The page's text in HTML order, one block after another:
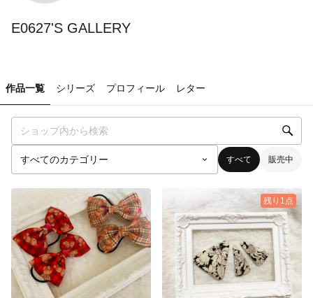
E0627'S GALLERY
作品一覧 シリーズ プロフィール レター
すべて 販売中
残り1点